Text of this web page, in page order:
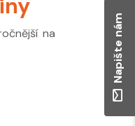
na
Napište nám